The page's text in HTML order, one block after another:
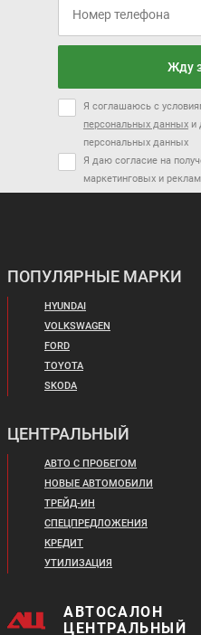
Жду
Я соглашаюсь с
персональных данных и
персональных данных
Я даю согласие на
маркетинговых и
ПОПУЛЯРНЫЕ МАРКИ
HYUNDAI
VOLKSWAGEN
FORD
TOYOTA
SKODA
ЦЕНТРАЛЬНЫЙ
АВТО С ПРОБЕГОМ
НОВЫЕ АВТОМОБИЛИ
ТРЕЙД-ИН
СПЕЦПРЕДЛОЖЕНИЯ
КРЕДИТ
УТИЛИЗАЦИЯ
АВТОСАЛОН
ЦЕНТРАЛЬНЫЙ